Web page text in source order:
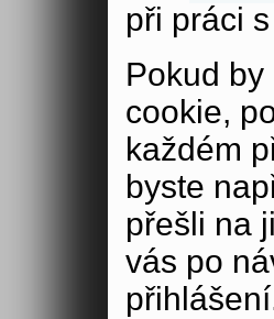
při práci
Pokud
cookie,
každém
byste
přešli na
vás po